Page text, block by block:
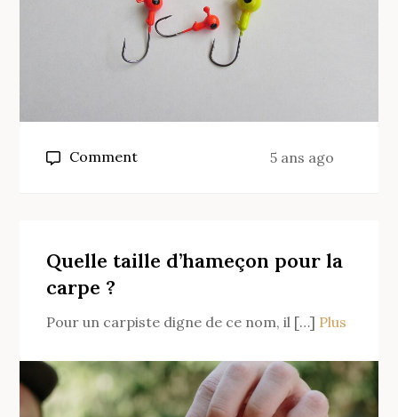
Commenton
pour
5 ans ago
Quelle taille d’hameçon pour la
carpe ?
Pour un carpiste digne de ce nom, il […] Plus